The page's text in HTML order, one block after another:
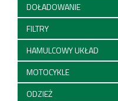
DOŁADOWANIE
FILTRY
HAMULCOWY UKŁAD
MOTOCYKLE
ODZIEŻ